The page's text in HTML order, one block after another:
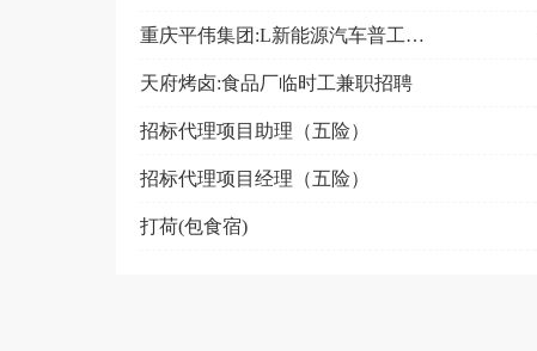
重庆平伟集团:L新能源汽车普工日结280一天+包吃住
天府烤卤:食品厂临时工兼职招聘
招标代理项目助理（五险）
招标代理项目经理（五险）
打荷(包食宿)